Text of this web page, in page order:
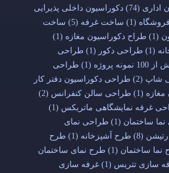
اداری (74)
دکوراسیون داخلی پذیرایی
(1) ساخت غرفه (5)
ساخت
(1) طراح دکوراسیون مغازه (1)
(1) طراحی دکور (1)
طراحی
پروژه
(1)
طراحی
شاپ (2)
طراحی دکوراسیون دفتر کار
(1) طراحی سالن کنفرانس (2)
غرفه نمایشگاهی ماتریکس (1)
ساختمان (1)
طراحی نمای
(8) طرح آشپزخانه (1)
طرح
نما ساختمان (1)
طرح نمای ساختمان
سازی تتریس (1)
غرفه سازی